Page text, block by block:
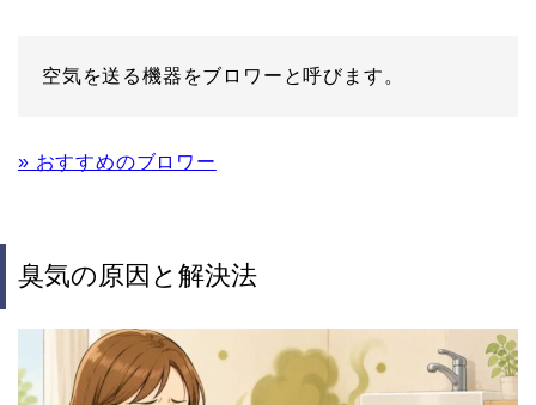
空気を送る機器をブロワーと呼びます。
» おすすめのブロワー
臭気の原因と解決法